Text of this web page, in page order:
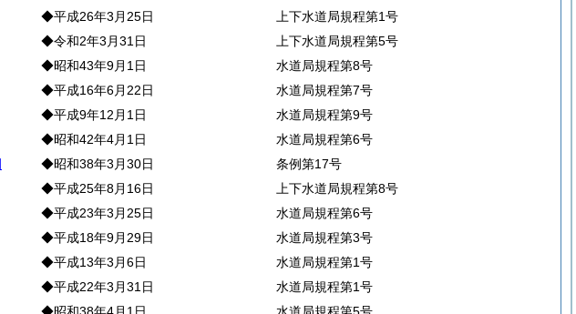
◆平成26年3月25日
上下水道局規程第1号
◆令和2年3月31日
上下水道局規程第5号
◆昭和43年9月1日
水道局規程第8号
◆平成16年6月22日
水道局規程第7号
◆平成9年12月1日
水道局規程第9号
◆昭和42年4月1日
水道局規程第6号
◆昭和38年3月30日
条例第17号
◆平成25年8月16日
上下水道局規程第8号
◆平成23年3月25日
水道局規程第6号
◆平成18年9月29日
水道局規程第3号
◆平成13年3月6日
水道局規程第1号
◆平成22年3月31日
水道局規程第1号